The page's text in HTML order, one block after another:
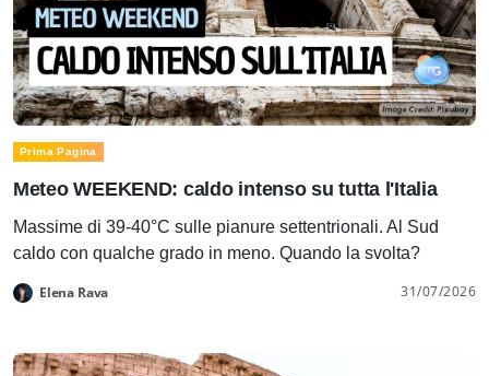
Prima Pagina
Meteo WEEKEND: caldo intenso su tutta l'Italia
Massime di 39-40°C sulle pianure settentrionali. Al Sud
caldo con qualche grado in meno. Quando la svolta?
Elena Rava 31/07/2026